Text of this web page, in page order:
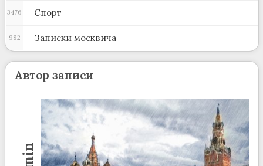
Спорт
3476
Записки москвича
982
Автор записи